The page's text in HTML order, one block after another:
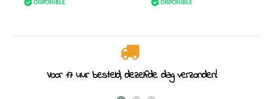
DISPONIBLE DISPONIBLE
Voor 17 uur besteld, dezelfde dag verzonden!